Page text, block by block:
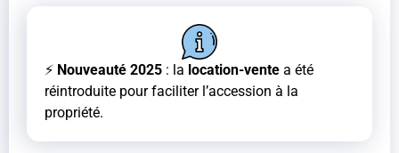
⚡ Nouveauté 2025 : la location-vente a été
réintroduite pour faciliter l’accession à la
propriété.